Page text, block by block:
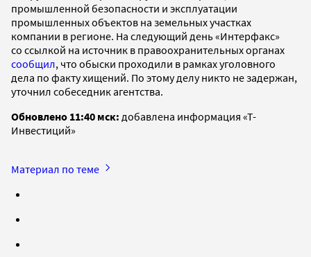
промышленной безопасности и эксплуатации
промышленных объектов на земельных участках
компании в регионе. На следующий день «Интерфакс»
со ссылкой на источник в правоохранительных органах
сообщил, что обыски проходили в рамках уголовного
дела по факту хищений. По этому делу никто не задержан,
уточнил собеседник агентства.
Обновлено 11:40 мск: добавлена информация «Т-
Инвестиций»
Материал по теме